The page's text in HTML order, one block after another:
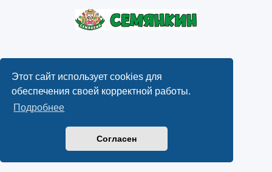
Этот сайт использует cookies для
обеспечения своей корректной работы.
Подробнее
Согласен